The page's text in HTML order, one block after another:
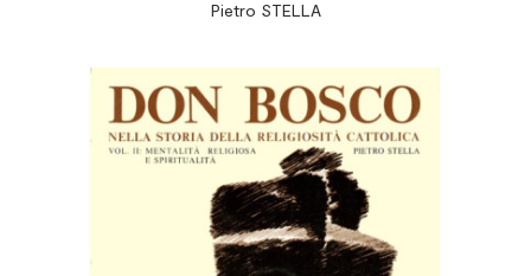
I: Vita e opere
Pietro STELLA